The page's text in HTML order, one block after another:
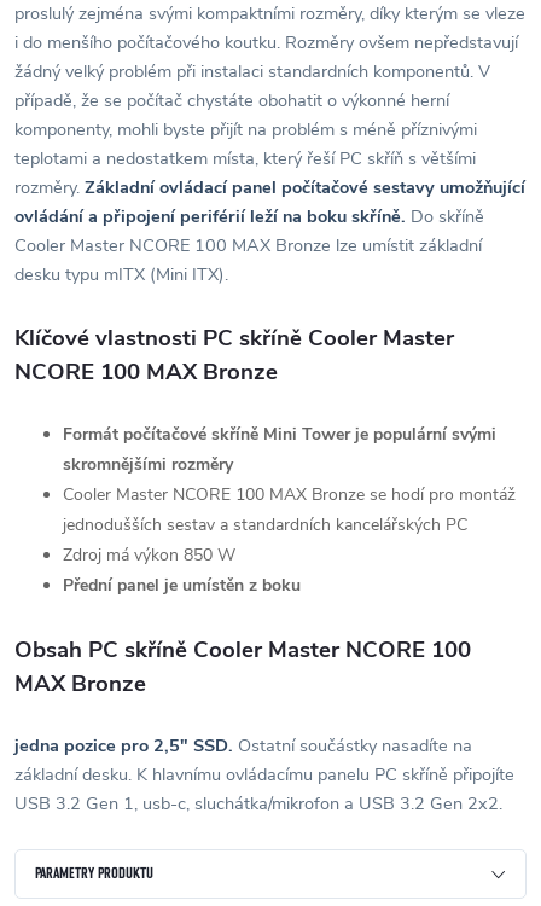
proslulý zejména svými kompaktními rozměry, díky kterým se vleze
i do menšího počítačového koutku. Rozměry ovšem nepředstavují
žádný velký problém při instalaci standardních komponentů. V
případě, že se počítač chystáte obohatit o výkonné herní
komponenty, mohli byste přijít na problém s méně příznivými
teplotami a nedostatkem místa, který řeší PC skříň s většími
rozměry. Základní ovládací panel počítačové sestavy umožňující
ovládání a připojení periférií leží na boku skříně. Do skříně
Cooler Master NCORE 100 MAX Bronze lze umístit základní
desku typu mITX (Mini ITX).
Klíčové vlastnosti PC skříně Cooler Master
NCORE 100 MAX Bronze
Formát počítačové skříně Mini Towerje populární svými
skromnějšími rozměry
Cooler Master NCORE 100 MAX Bronze se hodí pro montáž
jednodušších sestav a standardních kancelářských PC
Zdroj má výkon 850 W
Přední panel je umístěn z boku
Obsah PC skříně Cooler Master NCORE 100
MAX Bronze
jedna pozice pro 2,5" SSD. Ostatní součástky nasadíte na
základní desku. K hlavnímu ovládacímu panelu PC skříně připojíte
USB 3.2 Gen 1, usb-c, sluchátka/mikrofon a USB 3.2 Gen 2x2.
PARAMETRY PRODUKTU